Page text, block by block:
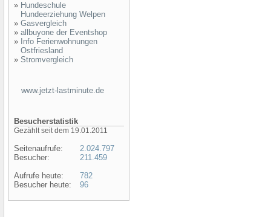
» Hundeschule
Hundeerziehung Welpen
» Gasvergleich
» allbuyone der Eventshop
» Info Ferienwohnungen
Ostfriesland
» Stromvergleich
www.jetzt-lastminute.de
Besucherstatistik
Gezählt seit dem 19.01.2011
Seitenaufrufe:
Besucher:
Aufrufe heute:
Besucher heute:
2.024.797
211.459
782
96